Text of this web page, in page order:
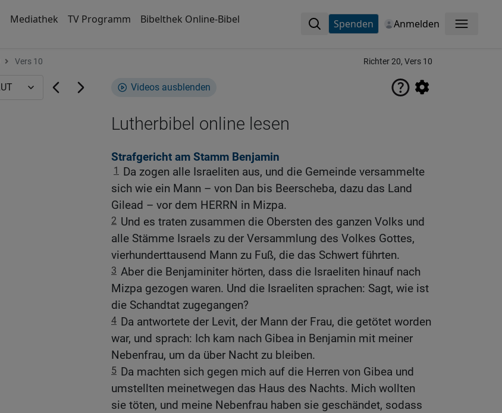
Mediathek TV Programm Bibelthek Online-Bibel Spenden Anmelden Menü
Vers 10 Richter 20, Vers 10
Videos ausblenden
Lutherbibel online lesen
Strafgericht am Stamm Benjamin
1
Da zogen alle Israeliten aus, und die Gemeinde versammelte
sich wie ein Mann – von Dan bis Beerscheba, dazu das Land
Gilead – vor dem HERRN in Mizpa.
2 Und es traten zusammen die Obersten des ganzen Volks und
alle Stämme Israels zu der Versammlung des Volkes Gottes,
vierhunderttausend Mann zu Fuß, die das Schwert führten.
3 Aber die Benjaminiter hörten, dass die Israeliten hinauf nach
Mizpa gezogen waren. Und die Israeliten sprachen: Sagt, wie ist
die Schandtat zugegangen?
4 Da antwortete der Levit, der Mann der Frau, die getötet worden
war, und sprach: Ich kam nach Gibea in Benjamin mit meiner
Nebenfrau, um da über Nacht zu bleiben.
5 Da machten sich gegen mich auf die Herren von Gibea und
umstellten meinetwegen das Haus des Nachts. Mich wollten
sie töten, und meine Nebenfrau haben sie geschändet, sodass